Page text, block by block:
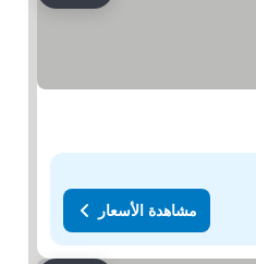
مشاهدة الأسعار